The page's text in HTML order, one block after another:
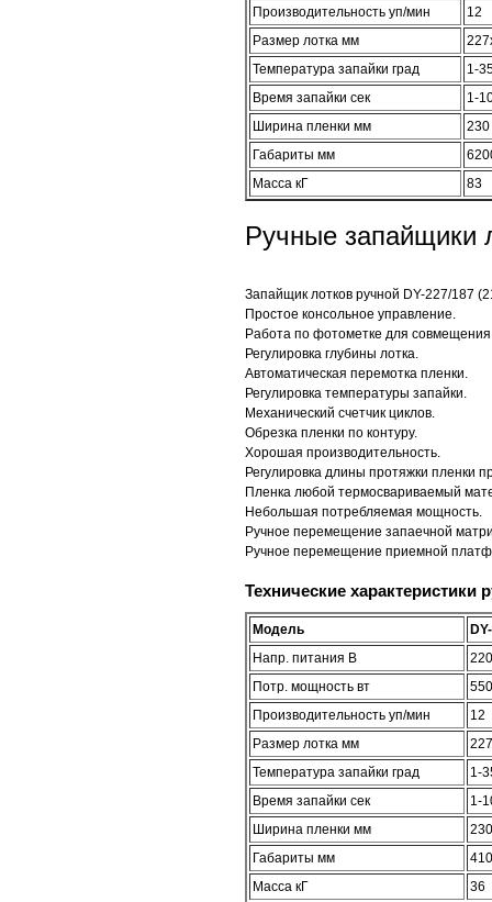
Производительность уп/мин
12
Размер лотка мм
Температура запайки град
1-
Время запайки сек
1-
Ширина пленки мм
230
Габариты мм
Масса кГ
83
Ручные запайщики
Запайщик лотков ручной DY-227/187
Простое консольное управление.
Работа по фотометке для совмещения
Регулировка глубины лотка.
Автоматическая перемотка пленки.
Регулировка температуры запайки.
Механический счетчик циклов.
Обрезка пленки по контуру.
Хорошая производительность.
Регулировка длины протяжки пленки
Пленка любой термосвариваемый
Небольшая потребляемая мощность.
Ручное перемещение запаечной
Ручное перемещение приемной
Технические
Модель
Напр. питания В
220
Потр. мощность вт
550
Производительность уп/мин
12
Размер лотка мм
Температура запайки град
1-
Время запайки сек
1-
Ширина пленки мм
230
Габариты мм
Масса кГ
36